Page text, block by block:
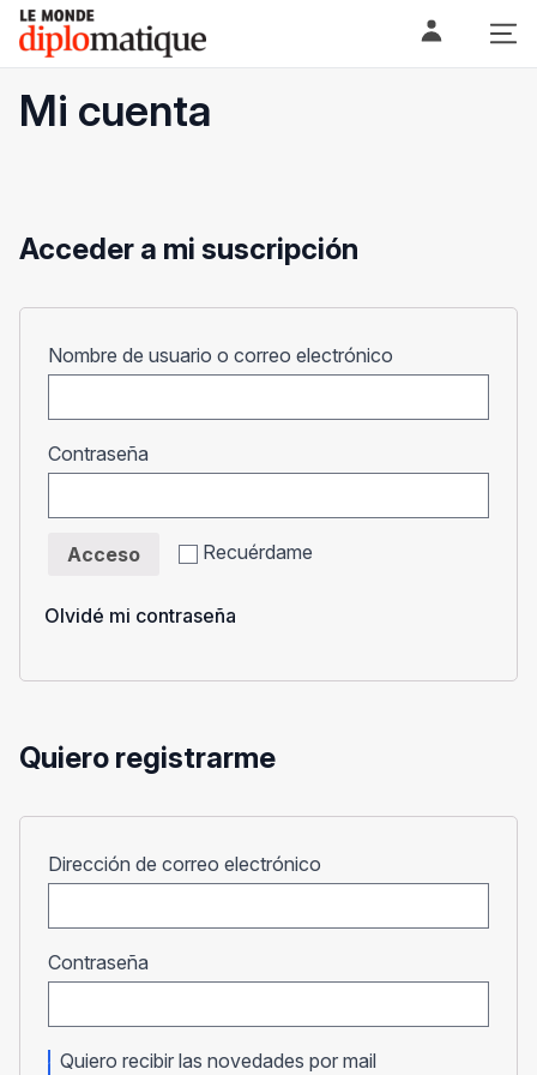
Skip
content
Le monde diplomatique
Mi cuenta
Acceder a mi suscripción
Nombre de usuario o correo electrónico
Contraseña
Recuérdame
Acceso
Olvidé mi contraseña
Quiero registrarme
Dirección de correo electrónico
Contraseña
Quiero recibir las novedades por mail